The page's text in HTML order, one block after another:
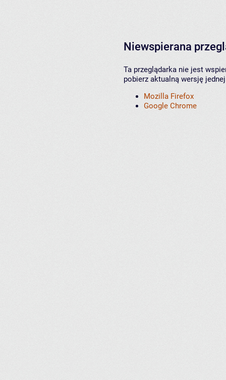
Niewspierana
Ta przeglądarka nie jest
pobierz aktualną wersję
Mozilla Firefox
Google Chrome